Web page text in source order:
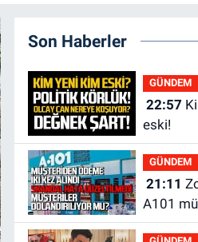
Son Haberler
GÜNDEM
22:57
eski!
GÜNDEM
21:11
A101
tahsilat